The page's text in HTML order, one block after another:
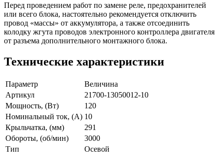
Перед проведением работ по замене реле, предохранителей
или всего блока, настоятельно рекомендуется отключить
провод «массы» от аккумулятора, а также отсоединить
колодку жгута проводов электронного контроллера двигателя
от разъема дополнительного монтажного блока.
Технические характеристики
Параметр
Величина
Артикул
21700-13050012-10
Мощность, (Вт)
120
Номинальный ток, (А) 10
Крыльчатка, (мм)
291
Обороты, (об/мин)
3000
Тип
Осевой